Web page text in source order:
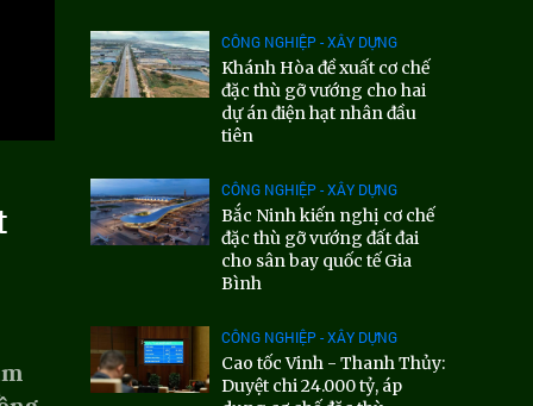
CÔNG NGHIỆP - XÂY DỰNG
Khánh Hòa đề xuất cơ chế
đặc thù gỡ vướng cho hai
dự án điện hạt nhân đầu
tiên
CÔNG NGHIỆP - XÂY DỰNG
Bắc Ninh kiến nghị cơ chế
đặc thù gỡ vướng đất đai
cho sân bay quốc tế Gia
Bình
CÔNG NGHIỆP - XÂY DỰNG
Cao tốc Vinh - Thanh Thủy:
Duyệt chi 24.000 tỷ, áp